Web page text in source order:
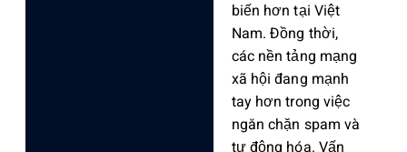
biến hơn tại Việt
Nam. Đồng thời,
các nền tảng mạng
xã hội đang mạnh
tay hơn trong việc
ngăn chặn spam và
tự động hóa. Vấn